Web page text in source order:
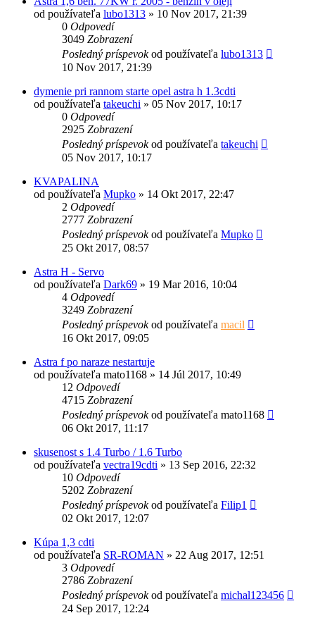
od používateľa lubo1313 » 10 Nov 2017, 21:39
0 Odpovedí
3049 Zobrazení
Posledný príspevokod používateľa lubo1313
10 Nov 2017, 21:39
dymenie pri rannom starte opel astra h 1.3cdti
od používateľa takeuchi » 05 Nov 2017, 10:17
0 Odpovedí
2925 Zobrazení
Posledný príspevokod používateľa takeuchi
05 Nov 2017, 10:17
KVAPALINA
od používateľa Mupko » 14 Okt 2017, 22:47
2 Odpovedí
2777 Zobrazení
Posledný príspevokod používateľa Mupko
25 Okt 2017, 08:57
Astra H - Servo
od používateľa Dark69 » 19 Mar 2016, 10:04
4 Odpovedí
3249 Zobrazení
Posledný príspevokod používateľa macil
16 Okt 2017, 09:05
Astra f po naraze nestartuje
od používateľa mato1168 » 14 Júl 2017, 10:49
12 Odpovedí
4715 Zobrazení
Posledný príspevokod používateľa mato1168
06 Okt 2017, 11:17
skusenost s 1.4 Turbo / 1.6 Turbo
od používateľa vectra19cdti » 13 Sep 2016, 22:32
10 Odpovedí
5202 Zobrazení
Posledný príspevokod používateľa Filip1
02 Okt 2017, 12:07
Kúpa 1,3 cdti
od používateľa SR-ROMAN » 22 Aug 2017, 12:51
3 Odpovedí
2786 Zobrazení
Posledný príspevokod používateľa michal123456
24 Sep 2017, 12:24